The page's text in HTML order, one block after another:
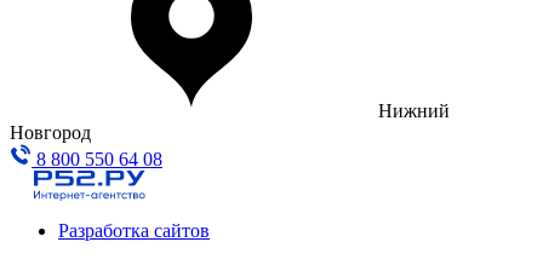
Нижний
Новгород
8 800 550 64 08
Разработка сайтов